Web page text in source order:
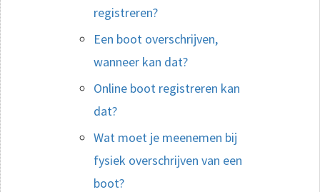
registreren?
Een boot overschrijven,
wanneer kan dat?
Online boot registreren kan
dat?
Wat moet je meenemen bij
fysiek overschrijven van een
boot?